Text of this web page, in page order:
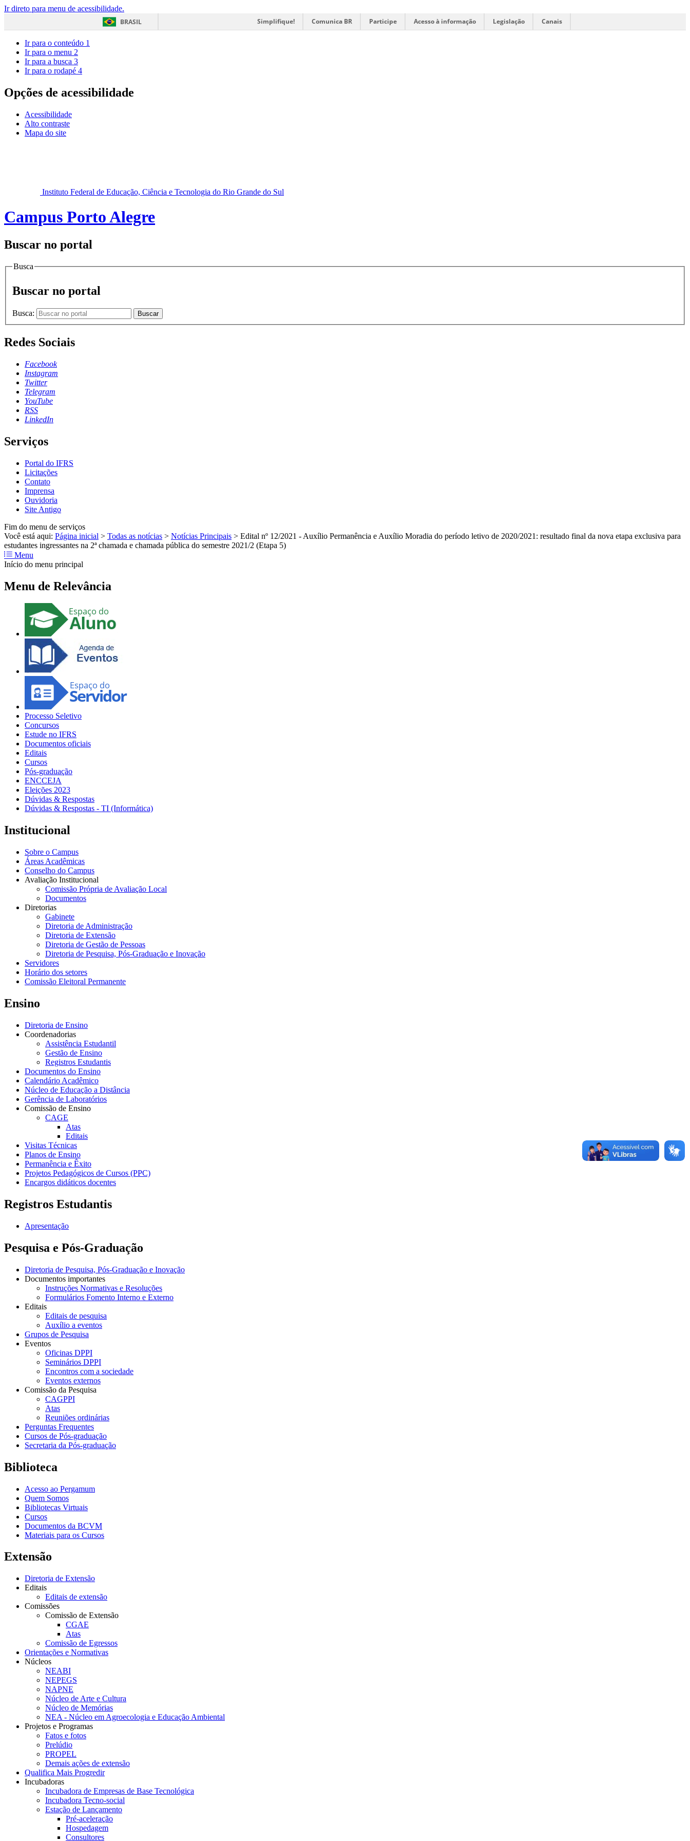
Ir direto para menu de acessibilidade.
BRASIL
Simplifique! Comunica BR Participe Acesso à informação Legislação Canais
Ir para o conteúdo 1
Ir para o menu 2
Ir para a busca 3
Ir para o rodapé 4
Opções de acessibilidade
Acessibilidade
Alto contraste
Mapa do site
Instituto Federal de Educação, Ciência e Tecnologia do Rio Grande do Sul
Campus Porto Alegre
Buscar no portal
Busca
Buscar no portal
Busca: Buscar
Redes Sociais
Facebook
Instagram
Twitter
Telegram
YouTube
RSS
LinkedIn
Serviços
Portal do IFRS
Licitações
Contato
Imprensa
Ouvidoria
Site Antigo
Fim do menu de serviços
Você está aqui: Página inicial > Todas as notícias > Notícias Principais > Edital nº 12/2021 - Auxílio Permanência e Auxílio Moradia do período letivo de 2020/2021: resultado final da nova etapa exclusiva para
estudantes ingressantes na 2ª chamada e chamada pública do semestre 2021/2 (Etapa 5)
Menu
Início do menu principal
Menu de Relevância
Processo Seletivo
Concursos
Estude no IFRS
Documentos oficiais
Editais
Cursos
Pós-graduação
ENCCEJA
Eleições 2023
Dúvidas & Respostas
Dúvidas & Respostas - TI (Informática)
Institucional
Sobre o Campus
Áreas Acadêmicas
Conselho do Campus
Avaliação Institucional
Comissão Própria de Avaliação Local
Documentos
Diretorias
Gabinete
Diretoria de Administração
Diretoria de Extensão
Diretoria de Gestão de Pessoas
Diretoria de Pesquisa, Pós-Graduação e Inovação
Servidores
Horário dos setores
Comissão Eleitoral Permanente
Ensino
Diretoria de Ensino
Coordenadorias
Assistência Estudantil
Gestão de Ensino
Registros Estudantis
Documentos do Ensino
Calendário Acadêmico
Núcleo de Educação a Distância
Gerência de Laboratórios
Comissão de Ensino
CAGE
Atas
Editais
Visitas Técnicas
Planos de Ensino
Permanência e Êxito
Projetos Pedagógicos de Cursos (PPC)
Encargos didáticos docentes
Registros Estudantis
Apresentação
Pesquisa e Pós-Graduação
Diretoria de Pesquisa, Pós-Graduação e Inovação
Documentos importantes
Instruções Normativas e Resoluções
Formulários Fomento Interno e Externo
Editais
Editais de pesquisa
Auxílio a eventos
Grupos de Pesquisa
Eventos
Oficinas DPPI
Seminários DPPI
Encontros com a sociedade
Eventos externos
Comissão da Pesquisa
CAGPPI
Atas
Reuniões ordinárias
Perguntas Frequentes
Cursos de Pós-graduação
Secretaria da Pós-graduação
Biblioteca
Acesso ao Pergamum
Quem Somos
Bibliotecas Virtuais
Cursos
Documentos da BCVM
Materiais para os Cursos
Extensão
Diretoria de Extensão
Editais
Editais de extensão
Comissões
Comissão de Extensão
CGAE
Atas
Comissão de Egressos
Orientações e Normativas
Núcleos
NEABI
NEPEGS
NAPNE
Núcleo de Arte e Cultura
Núcleo de Memórias
NEA - Núcleo em Agroecologia e Educação Ambiental
Projetos e Programas
Fatos e fotos
Prelúdio
PROPEL
Demais ações de extensão
Qualifica Mais Progredir
Incubadoras
Incubadora de Empresas de Base Tecnológica
Incubadora Tecno-social
Estação de Lançamento
Pré-aceleração
Hospedagem
Consultores